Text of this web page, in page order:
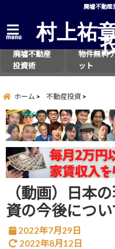
廃墟不動産
menu 村上祐
廃墟不動産
投資術
物件無料
ット
ホーム 不動産投資
（動画）日本
資の今後につ
2022年7月29日
2022年8月12日